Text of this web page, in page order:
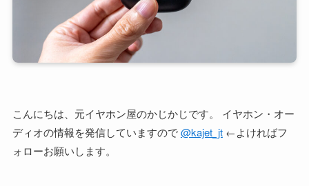
こんにちは、元イヤホン屋のかじかじです。 イヤホン・オー
ディオの情報を発信していますので@kajet_jt←よければフ
ォローお願いします。